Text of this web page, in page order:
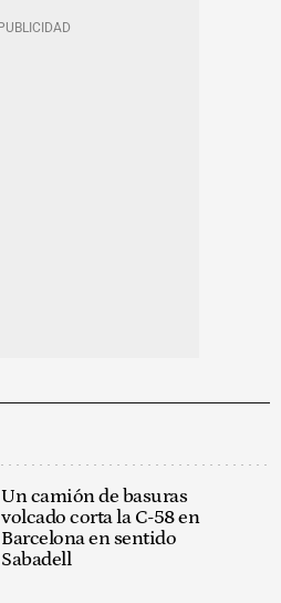
Un camión de basuras
volcado corta la C-58 en
Barcelona en sentido
Sabadell